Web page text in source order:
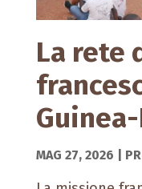
La rete
MAG 27, 2026